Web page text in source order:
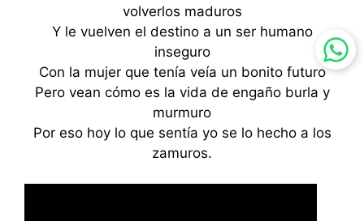
volverlos maduros
Y le vuelven el destino a un ser humano
inseguro
Con la mujer que tenía veía un bonito futuro
Pero vean cómo es la vida de engaño burla y
murmuro
Por eso hoy lo que sentía yo se lo hecho a los
zamuros.